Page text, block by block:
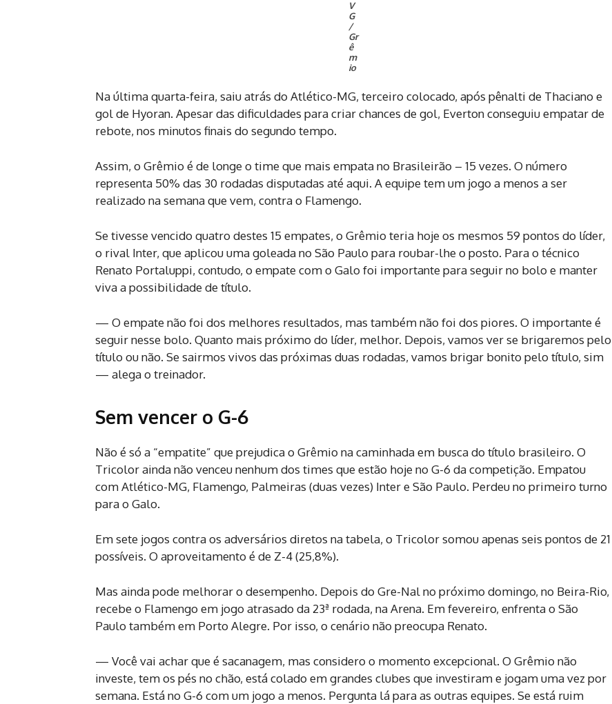
V
G
/
Gr
ê
m
io
Na última quarta-feira, saiu atrás do Atlético-MG, terceiro colocado, após pênalti de Thaciano e
gol de Hyoran. Apesar das dificuldades para criar chances de gol, Everton conseguiu empatar de
rebote, nos minutos finais do segundo tempo.
Assim, o Grêmio é de longe o time que mais empata no Brasileirão – 15 vezes. O número
representa 50% das 30 rodadas disputadas até aqui. A equipe tem um jogo a menos a ser
realizado na semana que vem, contra o Flamengo.
Se tivesse vencido quatro destes 15 empates, o Grêmio teria hoje os mesmos 59 pontos do líder,
o rival Inter, que aplicou uma goleada no São Paulo para roubar-lhe o posto. Para o técnico
Renato Portaluppi, contudo, o empate com o Galo foi importante para seguir no bolo e manter
viva a possibilidade de título.
— O empate não foi dos melhores resultados, mas também não foi dos piores. O importante é
seguir nesse bolo. Quanto mais próximo do líder, melhor. Depois, vamos ver se brigaremos pelo
título ou não. Se sairmos vivos das próximas duas rodadas, vamos brigar bonito pelo título, sim
— alega o treinador.
Sem vencer o G-6
Não é só a “empatite” que prejudica o Grêmio na caminhada em busca do título brasileiro. O
Tricolor ainda não venceu nenhum dos times que estão hoje no G-6 da competição. Empatou
com Atlético-MG, Flamengo, Palmeiras (duas vezes) Inter e São Paulo. Perdeu no primeiro turno
para o Galo.
Em sete jogos contra os adversários diretos na tabela, o Tricolor somou apenas seis pontos de 21
possíveis. O aproveitamento é de Z-4 (25,8%).
Mas ainda pode melhorar o desempenho. Depois do Gre-Nal no próximo domingo, no Beira-Rio,
recebe o Flamengo em jogo atrasado da 23ª rodada, na Arena. Em fevereiro, enfrenta o São
Paulo também em Porto Alegre. Por isso, o cenário não preocupa Renato.
— Você vai achar que é sacanagem, mas considero o momento excepcional. O Grêmio não
investe, tem os pés no chão, está colado em grandes clubes que investiram e jogam uma vez por
semana. Está no G-6 com um jogo a menos. Pergunta lá para as outras equipes. Se está ruim